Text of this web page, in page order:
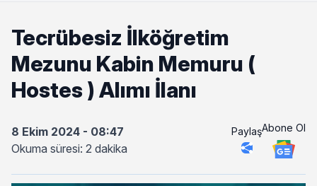
Tecrübesiz İlköğretim
Mezunu Kabin Memuru (
Hostes ) Alımı İlanı
8 Ekim 2024 - 08:47
Okuma süresi: 2 dakika
PaylaşAbone Ol